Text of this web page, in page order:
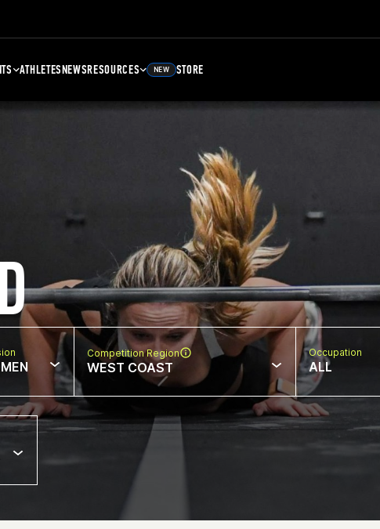
ATHLETESNEWSRESOURCES NEW STORE
Competition Region
WEST COAST
Occupation
ALL